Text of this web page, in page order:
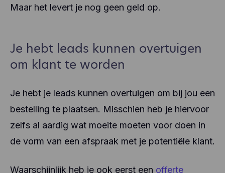
Maar het levert je nog geen geld op.
Je hebt leads kunnen overtuigen
om klant te worden
Je hebt je leads kunnen overtuigen om bij jou een
bestelling te plaatsen. Misschien heb je hiervoor
zelfs al aardig wat moeite moeten voor doen in
de vorm van een afspraak met je potentiële klant.
Waarschijnlijk heb je ook eerst een offerte